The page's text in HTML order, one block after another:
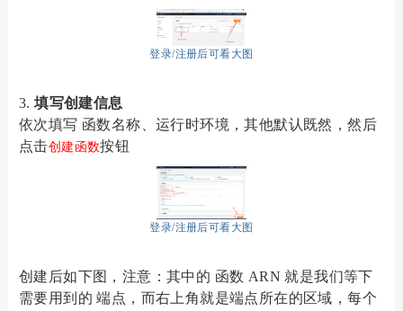
登录/注册后可看大图
3.填写创建信息
依次填写 函数名称、运行时环境，其他默认既然，然后
点击创建函数按钮
登录/注册后可看大图
创建后如下图，注意：其中的 函数 ARN 就是我们等下
需要用到的 端点，而右上角就是端点所在的区域，每个